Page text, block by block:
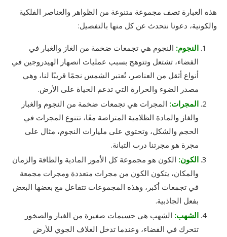
هذه العبارة تصف مجموعة متنوعة من الظواهر والعناصر الفلكية
والكونية، دعونا نتحدث عن كل منها بالتفصيل:
النجوم: النجوم هي تجمعات ضخمة من الغاز والغبار في
الفضاء، تشتعل وتتوهج بسبب عمليات انصهار الهيدروجين في
أنواع أثقل من العناصر، تُعتبر الشمس نجمًا قريبًا لنا، وهي
مصدر الضوء والحرارة التي تدعم الحياة على الأرض.
المجرات: المجرات هي تجمعات ضخمة من النجوم والغبار
والغاز والمادة الظلامية المتراصة معًا، تتنوع المجرات في
الحجم والشكل، وتحتوي على مليارات النجوم، مثال على
مجرة هو مجرتنا درب التبانة.
الكون: الكون هو مجموعة كل الأمور المادية والطاقة والزمان
والمكان، يتكون الكون من مجرات متعددة ومجرات مجمعة
في تجمعات أكبر، وهذه المجموعات تتفاعل مع بعضها البعض
بفعل الجاذبية.
الشهب: الشهب هي جسيمات صغيرة من الغبار والصخور
تتحرك في الفضاء، وعندما تدخل الغلاف الجوي للأرض